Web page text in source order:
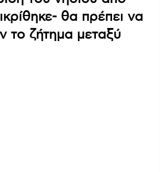
θα πρέπει να
το ζήτημα μεταξύ